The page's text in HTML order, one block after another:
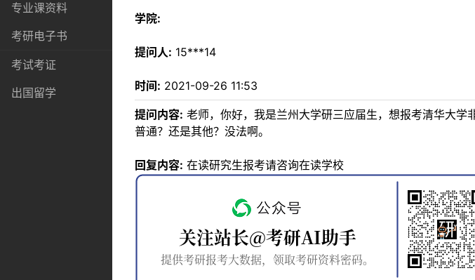
专业课资料
考研电子书
考试考证
出国留学
学院:
提问人: 15***14
时间: 2021-09-26 11:53
提问内容: 老师，你好，我是兰州大学研三应届生，想报考清华大
普通？还是其他？没法啊。
回复内容: 在读研究生报考请咨询在读学校